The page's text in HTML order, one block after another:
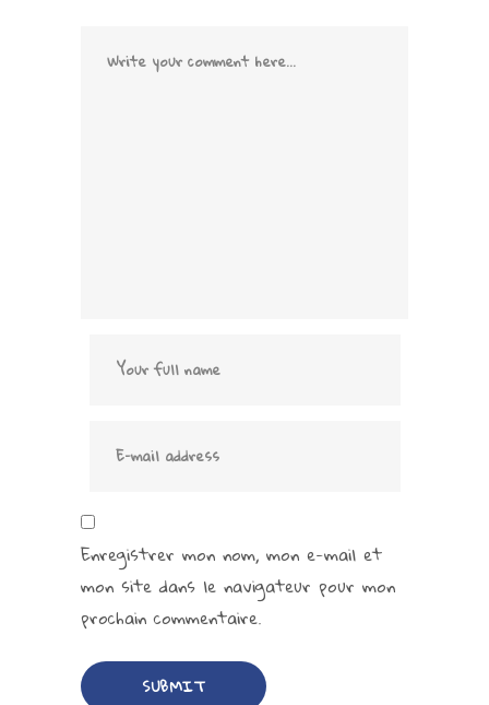
Enregistrer mon nom, mon e-mail et
mon site dans le navigateur pour mon
prochain commentaire.